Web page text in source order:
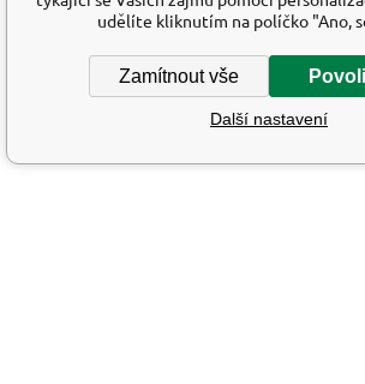
udělíte kliknutím na políčko "Ano,
Zamítnout vše
Další nastavení